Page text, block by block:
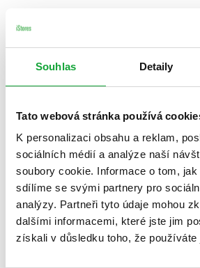
Souhlas Detaily
Tato webová stránka používá
K personalizaci obsahu a reklam,
sociálních médií a analýze naší
soubory cookie. Informace o tom,
sdílíme se svými partnery pro
analýzy. Partneři tyto údaje mohou
dalšími informacemi, které jste jim
získali v důsledku toho, že používáte